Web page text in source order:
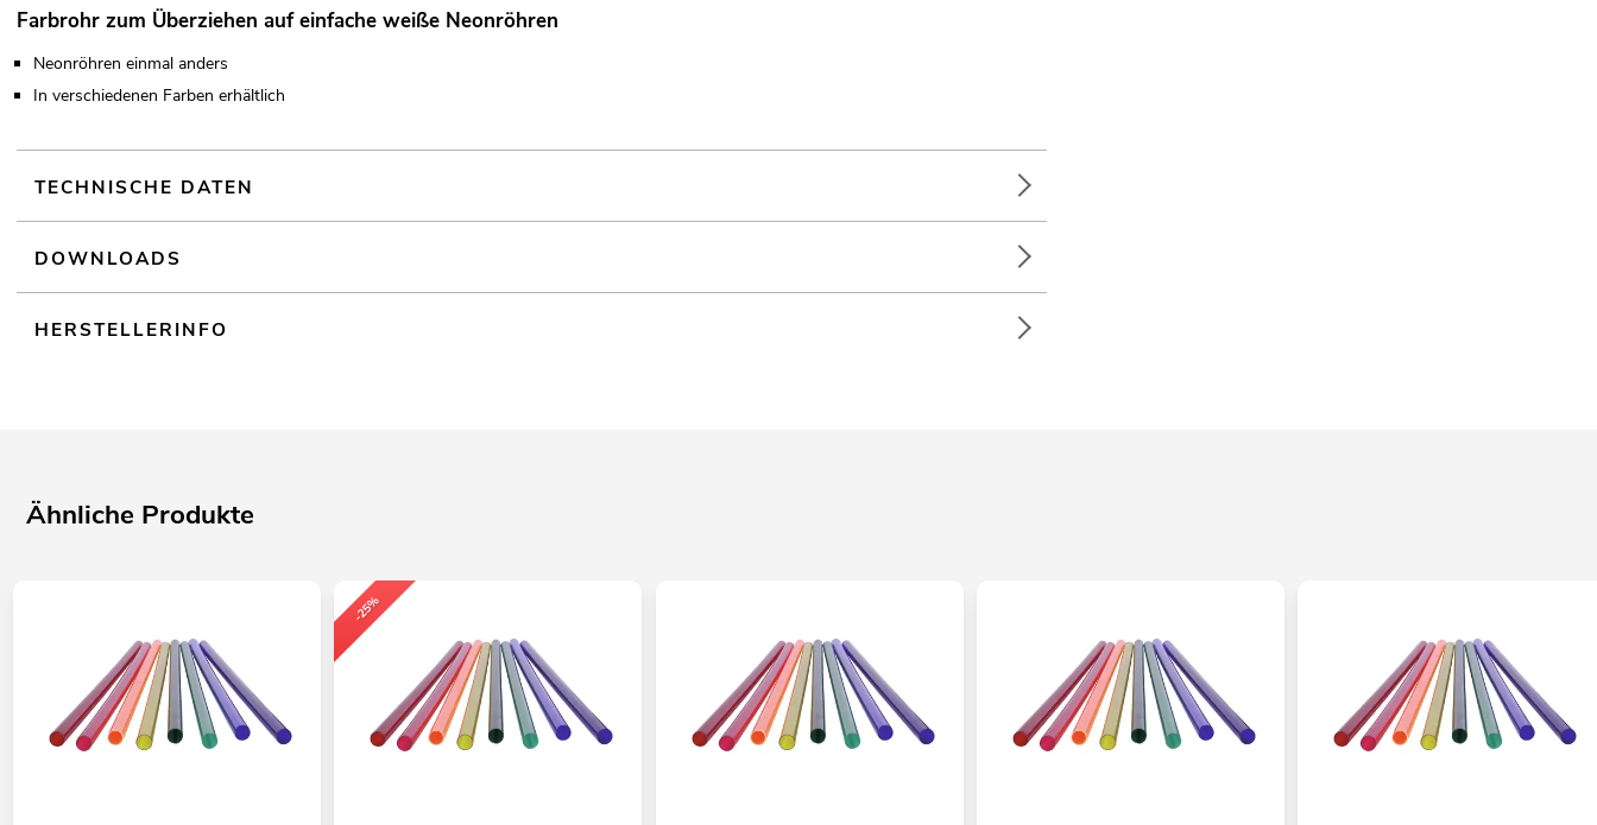
Farbrohr zum Überziehen auf einfache weiße Neonröhren
Neonröhren einmal anders
In verschiedenen Farben erhältlich
TECHNISCHE DATEN
DOWNLOADS
HERSTELLERINFO
Ähnliche Produkte
-25%